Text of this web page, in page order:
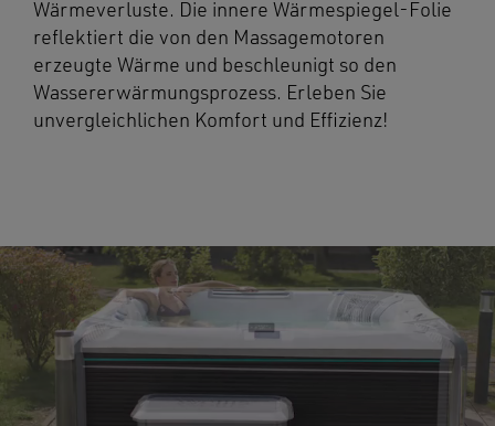
Wärmeverluste. Die innere Wärmespiegel-Folie
reflektiert die von den Massagemotoren
erzeugte Wärme und beschleunigt so den
Wassererwärmungsprozess. Erleben Sie
unvergleichlichen Komfort und Effizienz!